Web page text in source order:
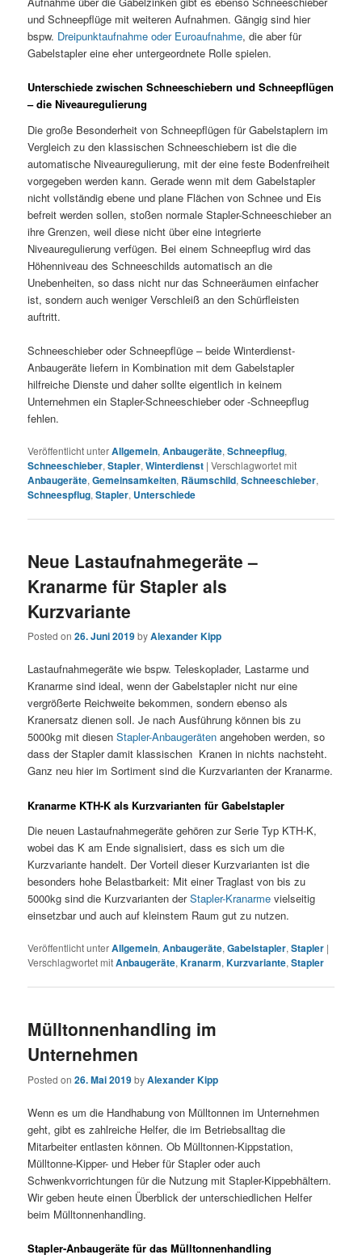
und Schneepflüge mit weiteren Aufnahmen. Gängig sind hier
bspw. Dreipunktaufnahme oder Euroaufnahme, die aber für
Gabelstapler eine eher untergeordnete Rolle spielen.
Unterschiede zwischen Schneeschiebern und Schneepflügen
– die Niveauregulierung
Die große Besonderheit von Schneepflügen für Gabelstaplern im
Vergleich zu den klassischen Schneeschiebern ist die die
automatische Niveauregulierung, mit der eine feste Bodenfreiheit
vorgegeben werden kann. Gerade wenn mit dem Gabelstapler
nicht vollständig ebene und plane Flächen von Schnee und Eis
befreit werden sollen, stoßen normale Stapler-Schneeschieber an
ihre Grenzen, weil diese nicht über eine integrierte
Niveauregulierung verfügen. Bei einem Schneepflug wird das
Höhenniveau des Schneeschilds automatisch an die
Unebenheiten, so dass nicht nur das Schneeräumen einfacher
ist, sondern auch weniger Verschleiß an den Schürfleisten
auftritt.
Schneeschieber oder Schneepflüge – beide Winterdienst-
Anbaugeräte liefern in Kombination mit dem Gabelstapler
hilfreiche Dienste und daher sollte eigentlich in keinem
Unternehmen ein Stapler-Schneeschieber oder -Schneepflug
fehlen.
Veröffentlicht unterAllgemein,Anbaugeräte,Schneepflug,
Schneeschieber,Stapler,Winterdienst |Verschlagwortet mit
Anbaugeräte,Gemeinsamkeiten, Räumschild,Schneeschieber,
Schneespflug,Stapler, Unterschiede
Neue Lastaufnahmegeräte –
Kranarme für Stapler als
Kurzvariante
Posted on26. Juni 2019byAlexander Kipp
Lastaufnahmegeräte wie bspw. Teleskoplader, Lastarme und
Kranarme sind ideal, wenn der Gabelstapler nicht nur eine
vergrößerte Reichweite bekommen, sondern ebenso als
Kranersatz dienen soll. Je nach Ausführung können bis zu
5000kg mit diesenStapler-Anbaugeräten angehoben werden, so
dass der Stapler damit klassischen Kranen in nichts nachsteht.
Ganz neu hier im Sortiment sind die Kurzvarianten der Kranarme.
Kranarme KTH-K als Kurzvarianten für Gabelstapler
Die neuen Lastaufnahmegeräte gehören zur Serie Typ KTH-K,
wobei das K am Ende signalisiert, dass es sich um die
Kurzvariante handelt. Der Vorteil dieser Kurzvarianten ist die
besonders hohe Belastbarkeit: Mit einer Traglast von bis zu
5000kg sind die Kurzvarianten derStapler-Kranarme vielseitig
einsetzbar und auch auf kleinstem Raum gut zu nutzen.
Veröffentlicht unterAllgemein,Anbaugeräte,Gabelstapler,Stapler |
Verschlagwortet mitAnbaugeräte,Kranarm,Kurzvariante,Stapler
Mülltonnenhandling im
Unternehmen
Posted on26. Mai 2019byAlexander Kipp
Wenn es um die Handhabung von Mülltonnen im Unternehmen
geht, gibt es zahlreiche Helfer, die im Betriebsalltag die
Mitarbeiter entlasten können. Ob Mülltonnen-Kippstation,
Mülltonne-Kipper- und Heber für Stapler oder auch
Schwenkvorrichtungen für die Nutzung mit Stapler-Kippebhältern.
Wir geben heute einen Überblick der unterschiedlichen Helfer
beim Mülltonnenhandling.
Stapler-Anbaugeräte für das Mülltonnenhandling